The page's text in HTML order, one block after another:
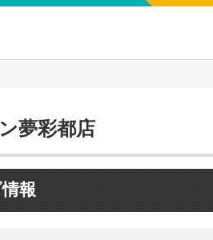
夢彩都店
報